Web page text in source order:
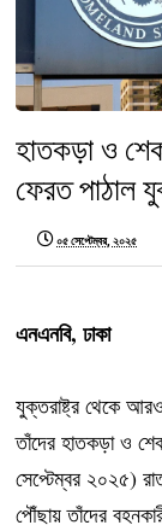
হাতকড়া ও
ফেরত পাঠাল
০৫ সেপ্টেম্বর, ২০২৫
এনএনবি, ঢাকা
যুক্তরাষ্ট্র থেকে
তাঁদের হাতকড়া ও
সেপ্টেম্বর ২০২৫)
পৌঁছায় তাঁদের